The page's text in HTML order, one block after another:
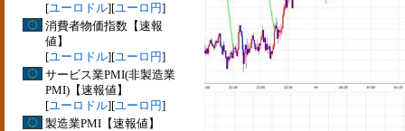
[ユーロドル][ユーロ円]
消費者物価指数【速報
値】
[ユーロドル][ユーロ円]
サービス業PMI(非製造業
PMI)【速報値】
[ユーロドル][ユーロ円]
製造業PMI【速報値】